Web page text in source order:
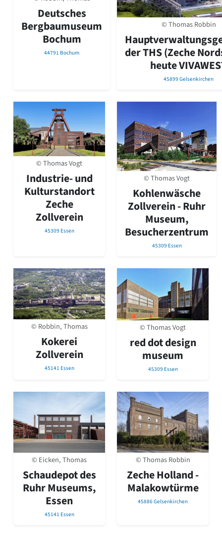
David Chipperfield
Harald Deilmann
Gottfried Böhm
Schneider von Esleben
Auszeichnung vorbildlicher Bauten NRW 2020
Big Beautiful Buildings (Großbauten der Nachkriegszeit)
Gesamtübersicht...
Gegenwart
Postmoderne
1950er-70er Jahre
Moderne
Reformarchitektur
Jugendstil
Historismus
Klassizismus
Barock
Renaissance
Gotik
Romanik
Über uns
Über baukunst-nrw
Fachbeirat
Freunde & Förderer
Kontakt
Impressum
Datenschutz
Suchbegriff eingeben
Deutsches
Bergbaumuseum
Bochum
44791 Bochum
© Thomas Robbin
der THS (Zeche
heute
45899 Gelsenkirchen
© Thomas Vogt
Industrie- und
Kulturstandort
Zeche
Zollverein
45309 Essen
© Thomas Vogt
Kohlenwäsche
Zollverein - Ruhr
Museum,
Besucherzentrum
45309 Essen
© Robbin, Thomas
Kokerei
Zollverein
45141 Essen
© Thomas Vogt
red dot design
museum
45309 Essen
© Eicken, Thomas
Schaudepot des
Ruhr Museums,
Essen
45141 Essen
© Thomas Robbin
Zeche Holland -
Malakowtürme
45886 Gelsenkirchen